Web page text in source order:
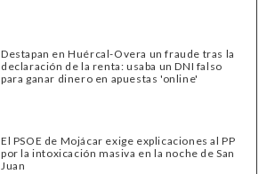
Destapan en Huércal-Overa un fraude tras la
declaración de la renta: usaba un DNI falso
para ganar dinero en apuestas 'online'
El PSOE de Mojácar exige explicaciones al PP
por la intoxicación masiva en la noche de San
Juan